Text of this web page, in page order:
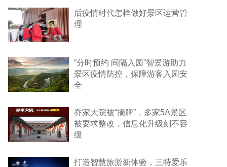
后疫情时代怎样做好景区运营管
理
“分时预约 间隔入园”智景游助力
景区疫情防控，保障游客入园安
全
乔家大院被“摘牌”，多家5A景区
被要求整改，信息化升级刻不容
缓
打造智慧旅游新体验，三特爱乐